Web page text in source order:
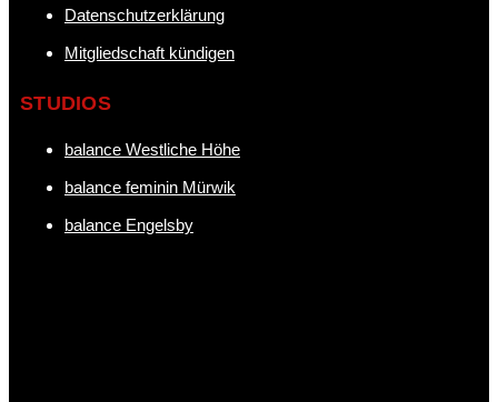
Datenschutzerklärung
Mitgliedschaft kündigen
STUDIOS
balance Westliche Höhe
balance feminin Mürwik
balance Engelsby